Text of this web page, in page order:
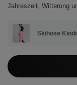
Jahreszeit, Witterung
Skihose